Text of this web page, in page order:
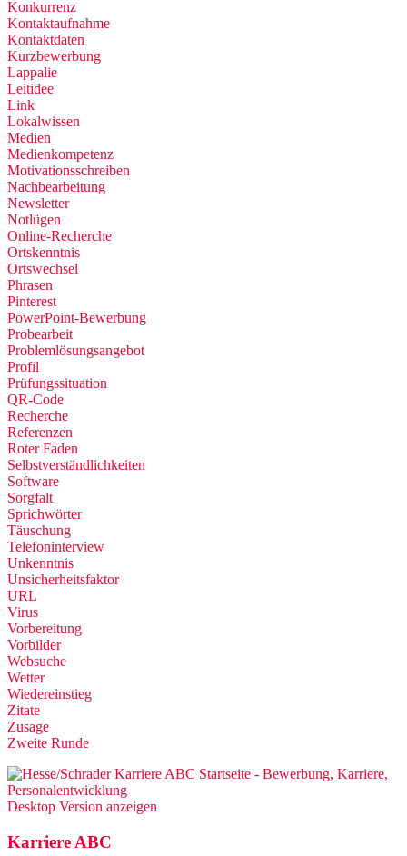
Konkurrenz
Kontaktaufnahme
Kontaktdaten
Kurzbewerbung
Lappalie
Leitidee
Link
Lokalwissen
Medien
Medienkompetenz
Motivationsschreiben
Nachbearbeitung
Newsletter
Notlügen
Online-Recherche
Ortskenntnis
Ortswechsel
Phrasen
Pinterest
PowerPoint-Bewerbung
Probearbeit
Problemlösungsangebot
Profil
Prüfungssituation
QR-Code
Recherche
Referenzen
Roter Faden
Selbstverständlichkeiten
Software
Sorgfalt
Sprichwörter
Täuschung
Telefoninterview
Unkenntnis
Unsicherheitsfaktor
URL
Virus
Vorbereitung
Vorbilder
Websuche
Wetter
Wiedereinstieg
Zitate
Zusage
Zweite Runde
Desktop Version anzeigen
Karriere ABC